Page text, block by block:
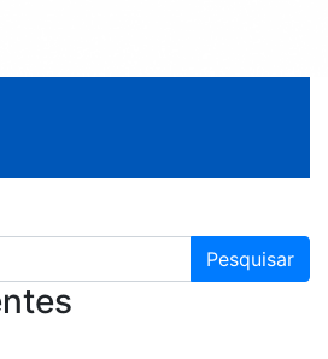
nos Posts